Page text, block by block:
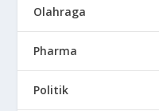
Olahraga
Pharma
Politik